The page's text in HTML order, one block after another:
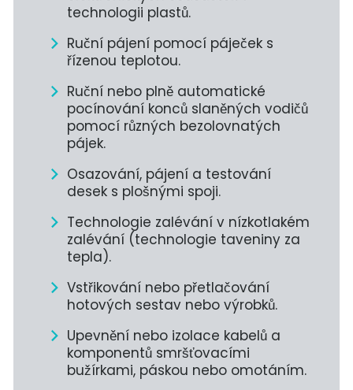
technologii plastů.
Ruční pájení pomocí páječek s
řízenou teplotou.
Ruční nebo plně automatické
pocínování konců slaněných vodičů
pomocí různých bezolovnatých
pájek.
Osazování, pájení a testování
desek s plošnými spoji.
Technologie zalévání v nízkotlakém
zalévání (technologie taveniny za
tepla).
Vstřikování nebo přetlačování
hotových sestav nebo výrobků.
Upevnění nebo izolace kabelů a
komponentů smršťovacími
bužírkami, páskou nebo omotáním.